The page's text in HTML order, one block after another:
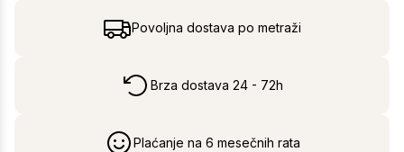
Povoljna dostava po metraži
Brza dostava 24 - 72h
Plaćanje na 6 mesečnih rata